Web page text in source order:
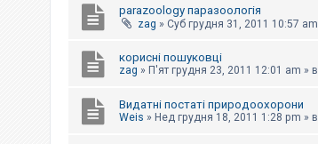
parazoology паразоологія
zag » Суб грудня 31, 2011 10:57 am
корисні пошуковці
zag » П'ят грудня 23, 2011 12:01 am » в
Видатні постаті природоохорони
Weis » Нед грудня 18, 2011 1:28 pm » в